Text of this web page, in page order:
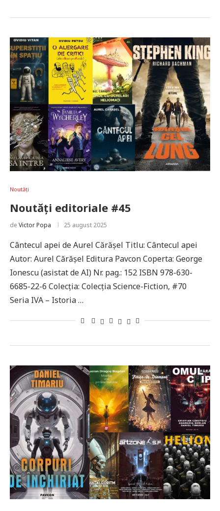
Noutăți
Noutăți editoriale #45
de Victor Popa 25 august 2025
Cântecul apei de Aurel Cărășel Titlu: Cântecul apei
Autor: Aurel Cărășel Editura Pavcon Coperta: George
Ionescu (asistat de AI) Nr. pag.: 152 ISBN 978-630-
6685-22-6 Colecţia: Colecţia Science-Fiction, #70
Seria IVA – Istoria …